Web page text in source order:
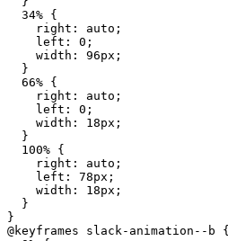
  34% {
    right: auto;
    left: 0;
    width: 96px;
  }
  66% {
    right: auto;
    left: 0;
    width: 18px;
  }
  100% {
    right: auto;
    left: 78px;
    width: 18px;
  }
}
@keyframes slack-animation--b {